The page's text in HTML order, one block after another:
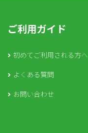
ご利用ガイド
初めてご利用される方へ
よくある質問
お問い合わせ